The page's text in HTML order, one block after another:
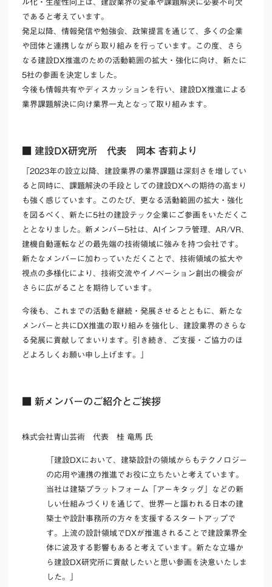
ル化・生産性向上は、建設業界の変革や課題解決に必要不可欠
であると考えています。
発足以降、 情報発信や勉強会、政策提言を通じて、多くの企業
や団体と連携しながら取り組みを行っています。この度、
さら
なる建設DX推進のための活動範囲の拡大・強化に向け、新たに
5社の参画を決定しました。
今後も情報共有やディスカッションを行い、建設DX推進による
業界課題解決に向け業界一丸となって取り組みます。​
■ 建設DX研究所 代表 岡本 杏莉より
「2023年の設立以降、建設業界の業界課題は深刻さを増してい
ると同時に、課題解決の手段としての建設DXへの期待の高まり
も強く感じています。このたび、更なる活動範囲の拡大・強化
を図るべく、新たに5社の建設テック企業にご参画をいただくこ
ととなりました。新メンバー5社は、AIインフラ管理、AR/VR、
建機自動運転などの最先端の技術領域に強みを持つ会社です。
新たなメンバーに加わっていただくことで、技術領域の拡大や
視点の多様化により、技術交流やイノベーション創出の機会が
さらに広がることを期待しています。
今後も、これまでの活動を継続・発展させるとともに、新たな
メンバーと共にDX推進の取り組みを強化し、建設業界のさらな
る発展に貢献してまいります。引き続き、ご支援・ご協力のほ
どよろしくお願い申し上げます。」
■ 新メンバーのご紹介とご挨拶
株式会社青山芸術 代表 桂 竜馬 氏
「建設DXにおいて、建築設計の領域からもテクノロジー
の応用や連携の推進でお役に立ちたいと考えています。
当社は建築プラットフォーム「アーキタッグ」などの新
しい仕組みづくりを通じて、世界一と謳われる日本の建
築士や設計事務所の方々を支援するスタートアップで
す。上流の設計領域でDXが推進されることで建設業界全
体に波及する影響もあると考えています。新たな立場か
ら建設DX研究所に貢献したいと思い参画を決意いたしま
した。」